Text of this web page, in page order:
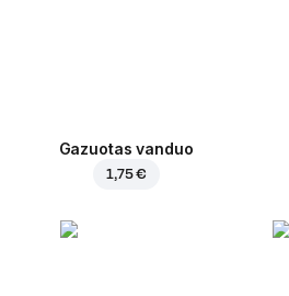
Gazuotas vanduo
1,75 €